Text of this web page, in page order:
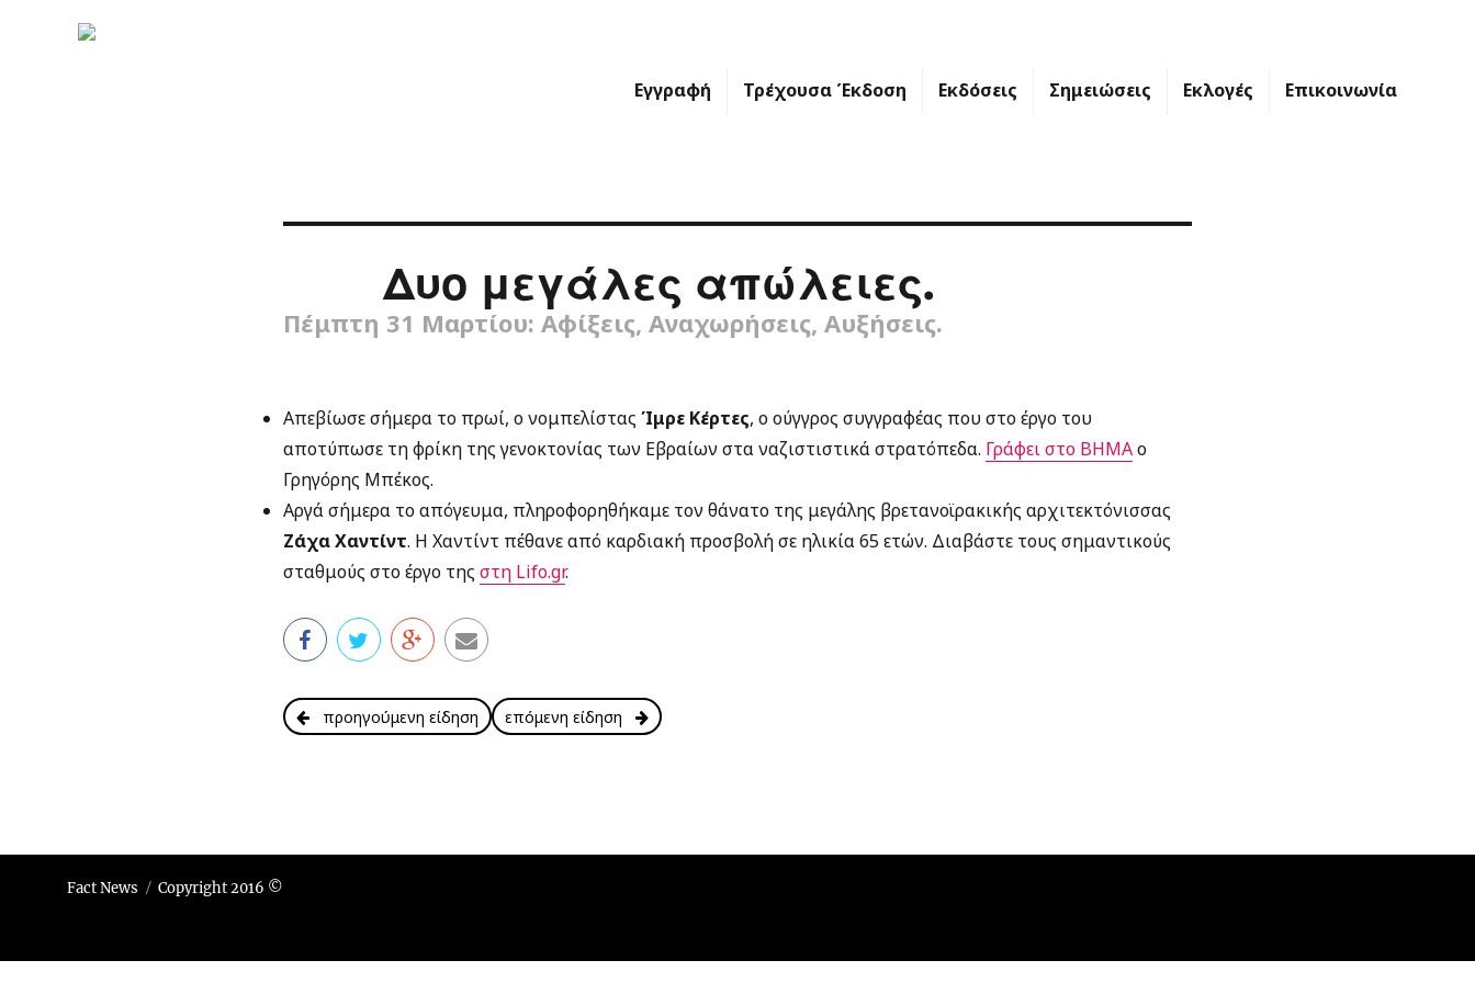
Εγγραφή Τρέχουσα Έκδοση Εκδόσεις Σημειώσεις Εκλογές Επικοινωνία
Δυο μεγάλες απώλειες.
Πέμπτη 31 Μαρτίου: Αφίξεις, Αναχωρήσεις, Αυξήσεις.
Απεβίωσε σήμερα το πρωί, ο νομπελίστας Ίμρε Κέρτες, ο ούγγρος συγγραφέας που στο έργο του
αποτύπωσε τη φρίκη της γενοκτονίας των Εβραίων στα ναζιστιστικά στρατόπεδα. Γράφει στο ΒΗΜΑο
Γρηγόρης Μπέκος.
Αργά σήμερα το απόγευμα, πληροφορηθήκαμε τον θάνατο της μεγάλης βρετανοϊρακικής αρχιτεκτόνισσας
Ζάχα Χαντίντ. Η Χαντίντ πέθανε από καρδιακή προσβολή σε ηλικία 65 ετών. Διαβάστε τους σημαντικούς
σταθμούς στο έργο της στη Lifo.gr.
προηγούμενη είδηση επόμενη είδηση
Fact News Copyright 2016 ©